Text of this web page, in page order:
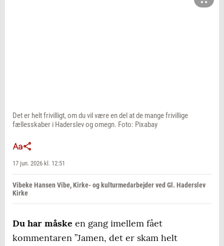
Det er helt frivilligt, om du vil være en del at de mange frivillige
fællesskaber i Haderslev og omegn. Foto: Pixabay
17 jun. 2026 kl. 12:51
Vibeke Hansen Vibe, Kirke- og kulturmedarbejder ved Gl. Haderslev
Kirke
Du har måske en gang imellem fået
kommentaren ”Jamen, det er skam helt